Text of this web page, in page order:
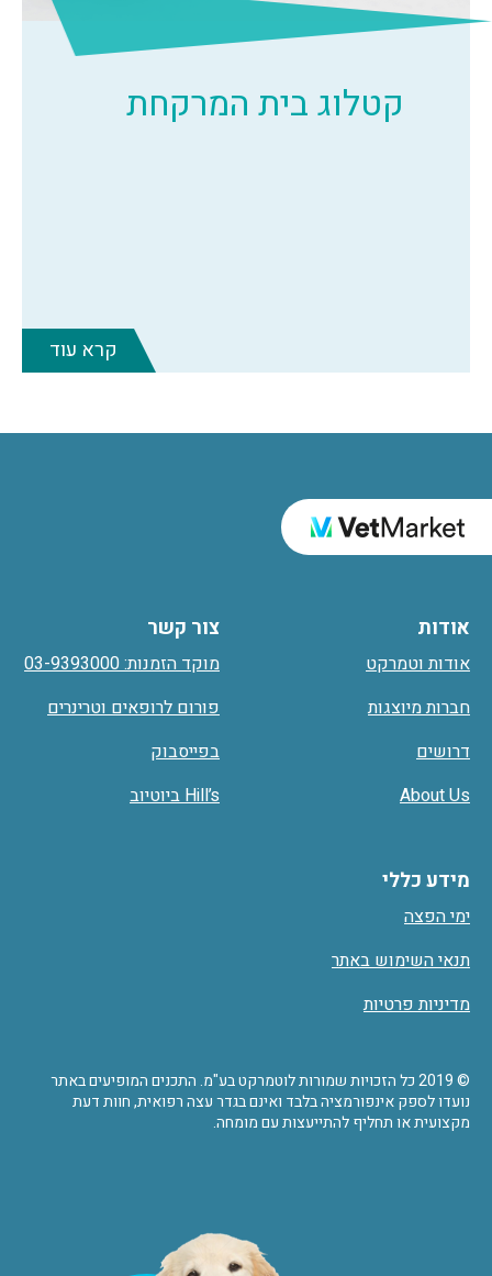
קטלוג בית המרקחת
קרא עוד
אודות
אודות וטמרקט
חברות מיוצגות
דרושים
About Us
מידע כללי
ימי הפצה
תנאי השימוש באתר
מדיניות פרטיות
צור קשר
מוקד הזמנות: 03-9393000
פורום לרופאים וטרינרים
בפייסבוק
Hill’s ביוטיוב
© 2019 כל הזכויות שמורות לוטמרקט בע"מ. התכנים המופיעים באתר
נועדו לספק אינפורמציה בלבד ואינם בגדר עצה רפואית, חוות דעת
מקצועית או תחליף להתייעצות עם מומחה.